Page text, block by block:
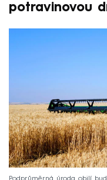
potravinovou